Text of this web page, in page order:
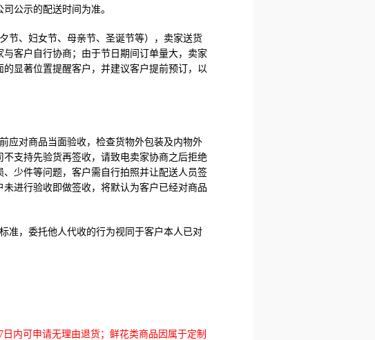
公示的配送时间为准。
节、妇女节、母亲节、圣诞节等），卖家送货
客户自行协商；由于节日期间订单量大，卖家
显著位置提醒客户，并建议客户提前预订，以
应对商品当面验收，检查货物外包装及内物外
支持先验货再签收，请致电卖家协商之后拒绝
少件等问题，客户需自行拍照并让配送人员签
进行验收即做签收，将默认为客户已经对商品
准，委托他人代收的行为视同于客户本人已对
内可申请无理由退货；鲜花类商品因属于定制